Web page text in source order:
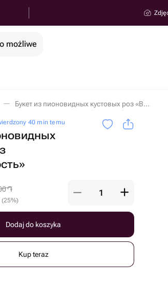
możliwe
Букет из пионовидных кустовых роз «Влюбленность» w miejscowości Erywań
40 min temu
֏
(25%)
Dodaj do koszyka
Kup teraz